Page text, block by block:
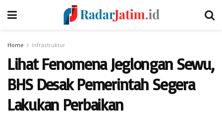
Home Infrastruktur
Lihat Fenomena Jeglongan Sewu,
BHS Desak Pemerintah Segera
Lakukan Perbaikan